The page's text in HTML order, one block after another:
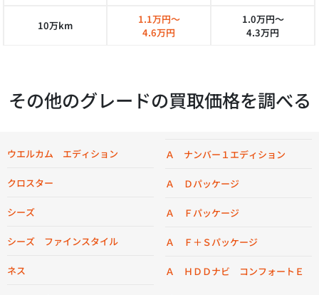
10万km
1.1万円～
4.6万円
1.0万円～
4.3万円
その他のグレードの買取価格を調べる
ウエルカム エディション
クロスター
シーズ
シーズ ファインスタイル
ネス
Ａ ナンバー１エディション
Ａ Ｄパッケージ
Ａ Ｆパッケージ
Ａ Ｆ＋Ｓパッケージ
Ａ ＨＤＤナビ コンフォートＥ